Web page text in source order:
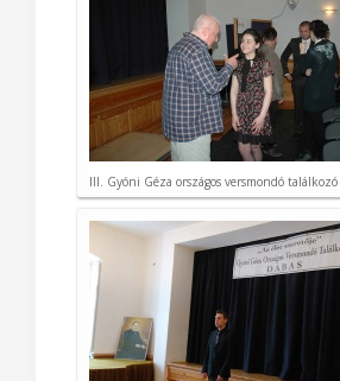
III. Gyóni Géza országos versmondó találkozó